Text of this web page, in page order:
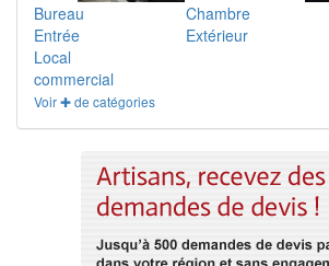
Bureau Chambre
Entrée
Extérieur
Local
commercial
Voir ✚ de catégories